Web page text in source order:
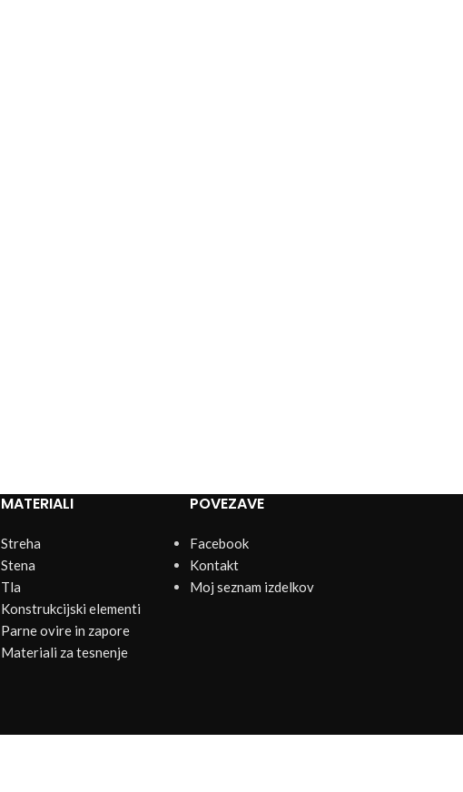
MATERIALI
Streha
Stena
Tla
Konstrukcijski elementi
Parne ovire in zapore
Materiali za tesnenje
POVEZAVE
Facebook
Kontakt
Moj seznam izdelkov